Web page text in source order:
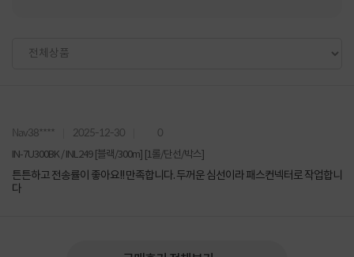
Nav38**** 2025-12-30 0
IN-7U300BK / INL249 [블랙/300m] [1롤/단선/박스]
튼튼하고 전송률이 좋아요!! 만족합니다. 두꺼운 심선이라 패스컨넥터로 작업합니
다